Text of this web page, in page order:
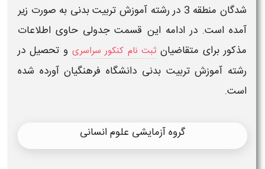
شدگان منطقه 3 در رشته
آموزش تربیت بدنی به صورت زیر
آمده است. در ادامه این قسمت جدولی حاوی اطلاعات
مذکور برای متقاضیانثبت نام کنکور سراسری و تحصیل در
رشته آموزش تربیت بدنی دانشگاه فرهنگیانآورده شده
است.
گروه آزمایشی علوم انسانی